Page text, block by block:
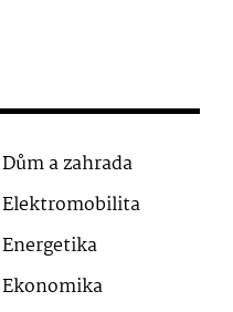
Dům a zahrada
Elektromobilita
Energetika
Ekonomika